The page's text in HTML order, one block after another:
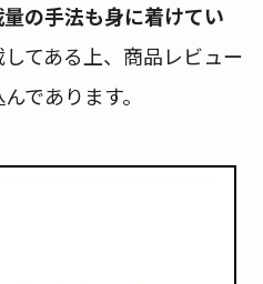
の手法も身に着けてい
てある上、商品レビュー
であります。